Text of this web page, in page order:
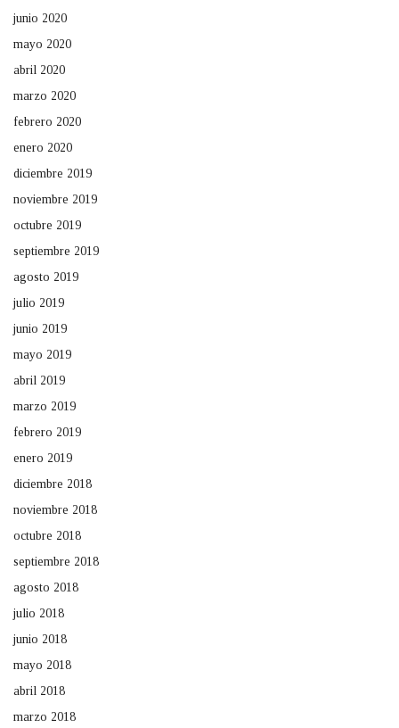
junio 2020
mayo 2020
abril 2020
marzo 2020
febrero 2020
enero 2020
diciembre 2019
noviembre 2019
octubre 2019
septiembre 2019
agosto 2019
julio 2019
junio 2019
mayo 2019
abril 2019
marzo 2019
febrero 2019
enero 2019
diciembre 2018
noviembre 2018
octubre 2018
septiembre 2018
agosto 2018
julio 2018
junio 2018
mayo 2018
abril 2018
marzo 2018